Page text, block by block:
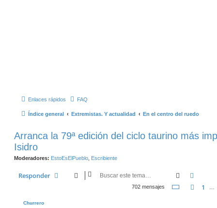
Enlaces rápidos FAQ
Índice general Extremistas. Y actualidad En el centro del ruedo
Arranca la 79ª edición del ciclo taurino más
Isidro
Moderadores: EstoEsElPueblo Escribiente
Responder Buscar
702 mensajes Página55
1
Churrero